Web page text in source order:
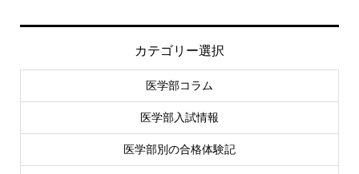
カテゴリー選択
医学部コラム
医学部入試情報
医学部別の合格体験記